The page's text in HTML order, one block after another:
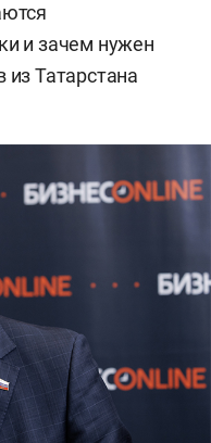
и зачем нужен
Татарстана